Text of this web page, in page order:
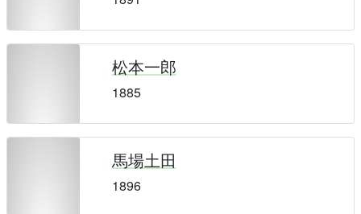
松本一郎
1885
馬場土田
1896